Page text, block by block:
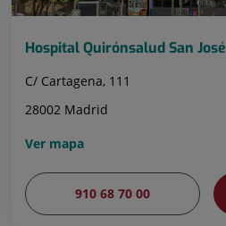
Hospital Quirónsalud San José
C/ Cartagena, 111
28002 Madrid
Ver mapa
910 68 70 00